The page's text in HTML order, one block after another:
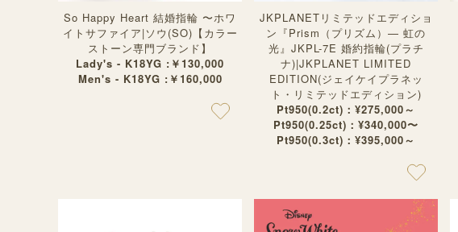
So Happy Heart 結婚指輪 〜ホワ
イトサファイア|ソウ(SO)【カラー
ストーン専門ブランド】
Lady's - K18YG :￥130,000
Men's - K18YG :￥160,000
JKPLANETリミテッドエディショ
ン『Prism（プリズム）— 虹の
光』JKPL-7E 婚約指輪(プラチ
ナ)|JKPLANET LIMITED
EDITION(ジェイケイプラネッ
ト・リミテッドエディション)
Pt950(0.2ct)：¥275,000～
Pt950(0.25ct)：¥340,000〜
Pt950(0.3ct)：¥395,000～